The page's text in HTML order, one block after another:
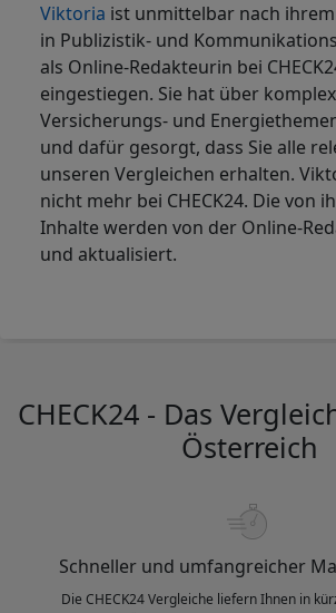
Viktoria ist unmittelbar nach
in Publizistik- und
als Online-Redakteurin bei
eingestiegen. Sie hat über
Versicherungs- und
und dafür gesorgt, dass Sie alle
unseren Vergleichen erhalten.
nicht mehr bei CHECK24. Die von
Inhalte werden von der Online-
und aktualisiert.
CHECK24 - Das
Österreich
Schneller und umfangreicher
Die CHECK24 Vergleiche liefern Ihnen in